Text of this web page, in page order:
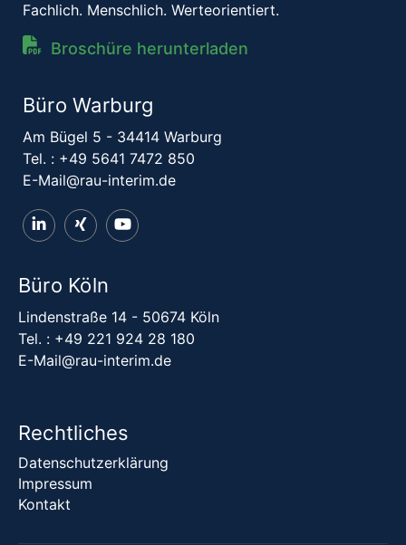
Fachlich. Menschlich. Werteorientiert.
Broschüre herunterladen
Büro Warburg
Am Bügel 5 - 34414 Warburg
Tel. : +49 5641 7472 850
E-Mail@rau-interim.de
Büro Köln
Lindenstraße 14 - 50674 Köln
Tel. : +49 221 924 28 180
E-Mail@rau-interim.de
Rechtliches
Datenschutzerklärung
Impressum
Kontakt